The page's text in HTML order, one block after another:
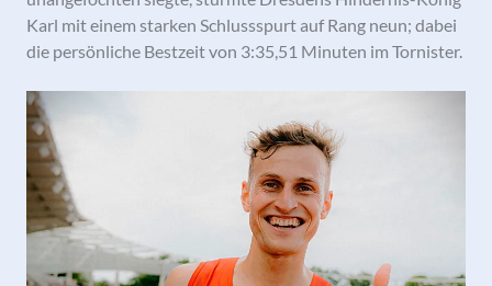
Karl mit einem starken Schlussspurt auf Rang neun; dabei
die persönliche Bestzeit von 3:35,51 Minuten im Tornister.